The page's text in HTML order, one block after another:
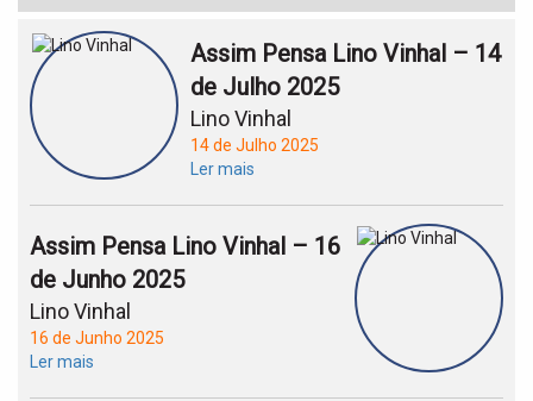
Assim Pensa Lino Vinhal – 14
de Julho 2025
Lino Vinhal
14 de Julho 2025
Ler mais
Assim Pensa Lino Vinhal – 16
de Junho 2025
Lino Vinhal
16 de Junho 2025
Ler mais